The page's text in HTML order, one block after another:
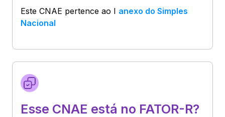
Este CNAE pertence ao I anexo do Simples
Nacional
Esse CNAE está no FATOR-R?